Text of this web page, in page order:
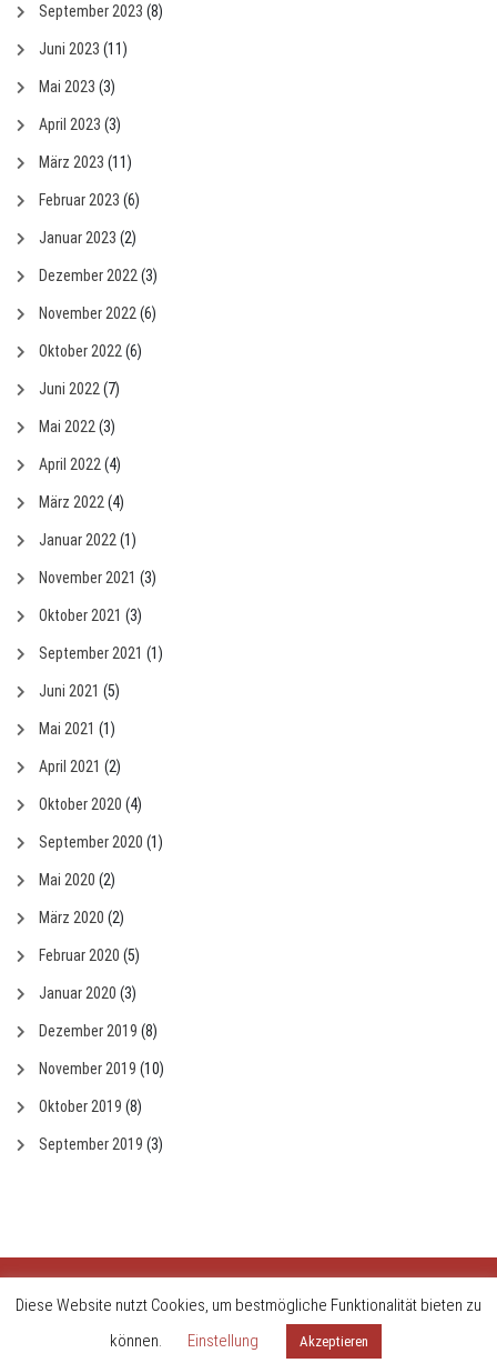
September 2023 (8)
Juni 2023 (11)
Mai 2023 (3)
April 2023 (3)
März 2023 (11)
Februar 2023 (6)
Januar 2023 (2)
Dezember 2022 (3)
November 2022 (6)
Oktober 2022 (6)
Juni 2022 (7)
Mai 2022 (3)
April 2022 (4)
März 2022 (4)
Januar 2022 (1)
November 2021 (3)
Oktober 2021 (3)
September 2021 (1)
Juni 2021 (5)
Mai 2021 (1)
April 2021 (2)
Oktober 2020 (4)
September 2020 (1)
Mai 2020 (2)
März 2020 (2)
Februar 2020 (5)
Januar 2020 (3)
Dezember 2019 (8)
November 2019 (10)
Oktober 2019 (8)
September 2019 (3)
BS Bau 2020
Vega Wordpress Theme by
LyraThemes
Diese Website nutzt Cookies, um bestmögliche Funktionalität bieten zu
können.
Einstellung Akzeptieren